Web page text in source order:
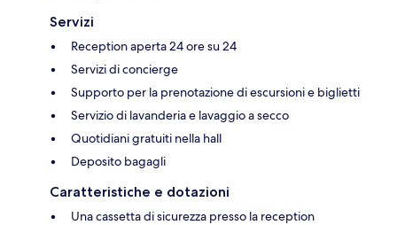
Servizi
Reception aperta 24 ore su 24
Servizi di concierge
Supporto per la prenotazione di escursioni e biglietti
Servizio di lavanderia e lavaggio a secco
Quotidiani gratuiti nella hall
Deposito bagagli
Caratteristiche e dotazioni
Una cassetta di sicurezza presso la reception